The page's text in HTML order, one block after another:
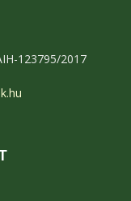
123795/2017